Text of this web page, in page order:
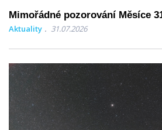
Mimořádné pozorování Měsíce
Aktuality 31.07.2026